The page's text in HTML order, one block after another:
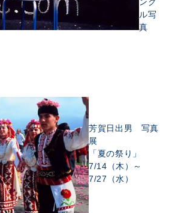
ル写
真
芳賀日出男 写真
展
「夏の祭り」
7/14（木）～
7/27（水）